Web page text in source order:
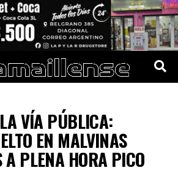
VÍA PÚBLICA:
EN MALVINAS
A PLENA HORA PICO